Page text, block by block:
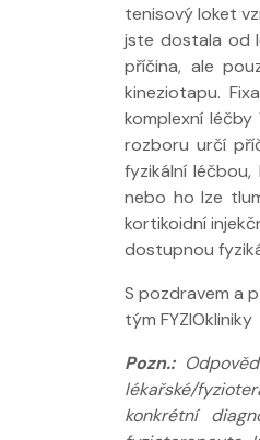
tenisový loket
jste dostala od
příčina, ale
kineziotapu.
komplexní
rozboru určí
fyzikální
nebo ho lze
kortikoidní
dostupnou
S pozdravem a
tým FYZIOkliniky
Pozn.:
lékařské/
konkrétní